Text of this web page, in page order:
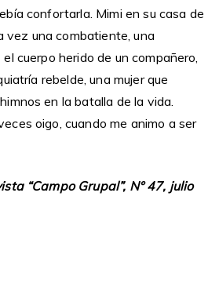
confortarla. Mimi en su casa de
vez una combatiente, una
cuerpo herido de un compañero,
rebelde, una mujer que
en la batalla de la vida.
oigo, cuando me animo a ser
“Campo Grupal”, N° 47, julio